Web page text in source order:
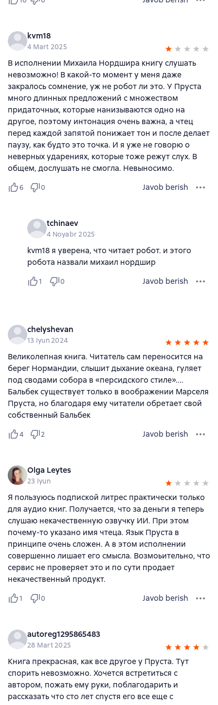
kvm18
4 Mart 2025
В исполнении Михаила Нордшира книгу слушать
невозможно! В какой-то момент у меня даже
закралось сомнение, уж не робот ли это. У Пруста
много длинных предложений с множеством
придаточных, которые нанизываются одно на
другое, поэтому интонация очень важна, а чтец
перед каждой запятой понижает тон и после делает
паузу, как будто это точка. И я уже не говорю о
неверных ударениях, которые тоже режут слух. В
общем, дослушать не смогла. Невыносимо.
6 0 Javob berish
tchinaev
4 Noyabr 2025
kvm18 я уверена, что читает робот. и этого
робота назвали михаил нордшир
1 0 Javob berish
chelyshevan
13 Iyun 2024
Великолепная книга. Читатель сам переносится на
берег Нормандии, слышит дыхание океана, гуляет
под сводами собора в «персидского стиле»....
Бальбек существует только в воображении Марселя
Пруста, но благодаря ему читатели обретает свой
собственный Бальбек
4 2 Javob berish
Olga Leytes
23 Iyun
Я пользуюсь подпиской литрес практически только
для аудио книг. Получается, что за деньги я теперь
слушаю некачественную озвучку ИИ. При этом
почему-то указано имя чтеца. Язык Пруста в
принципе очень сложен. А в этом исполнении
совершенно лишает его смысла. Возмоьительно, что
сервис не проверяет это и по сути продает
некачественный продукт.
1 0 Javob berish
autoreg1295865483
28 Mart 2025
Книга прекрасная, как все другое у Пруста. Тут
спорить невозможно. Хочется встретиться с
автором, пожать ему руки, поблагодарить и
рассказать что сто лет спустя его все еще с